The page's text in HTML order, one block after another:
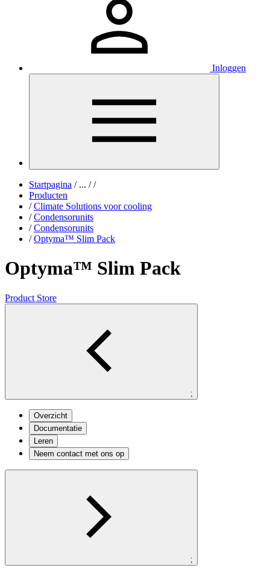
Inloggen
Startpagina /... / /
Producten
/ Climate Solutions voor cooling
/ Condensorunits
/ Condensorunits
/ Optyma™ Slim Pack
Optyma™ Slim Pack
Product Store
;
Overzicht
Documentatie
Leren
Neem contact met ons op
;